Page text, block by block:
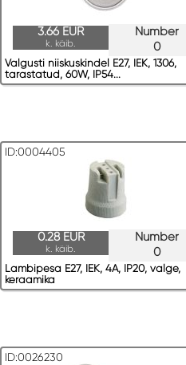
Number
0
3.66 EUR
k. käib.
Valgusti niiskuskindel E27, IEK, 1306,
tarastatud, 60W, IP54...
ID:0004405
Number
0
0.28 EUR
k. käib.
Lambipesa E27, IEK, 4A, IP20, valge,
keraamika
ID:0026230